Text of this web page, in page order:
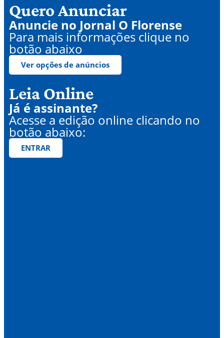
Quero Anunciar
Anuncie no Jornal O Florense
Para mais informações clique no
botão abaixo
Ver opções de anúncios
Leia Online
Já é assinante?
Acesse a edição online clicando no
botão abaixo:
ENTRAR